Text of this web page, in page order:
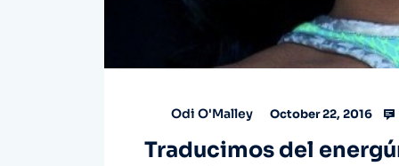
Odi O'Malley October 22, 2016
Traducimos del